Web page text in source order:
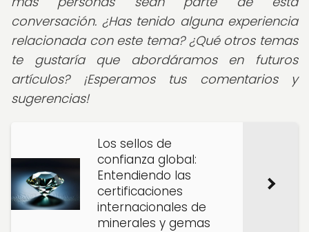
conversación. ¿Has tenido alguna experiencia
relacionada con este tema? ¿Qué otros temas
te gustaría que abordáramos en futuros
artículos? ¡Esperamos tus comentarios y
sugerencias!
Los sellos de
confianza global:
Entendiendo las
certificaciones
internacionales de
minerales y gemas